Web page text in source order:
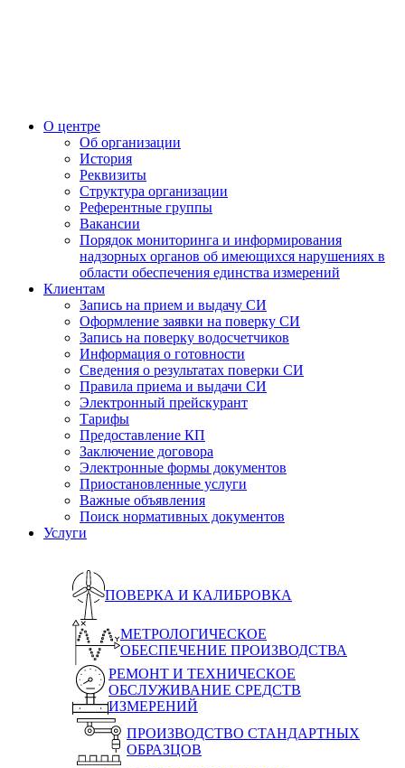
О центре
Об организации
История
Реквизиты
Структура организации
Референтные группы
Вакансии
Порядок мониторинга и информирования
надзорных органов об имеющихся нарушениях в
области обеспечения единства измерений
Клиентам
Запись на прием и выдачу СИ
Оформление заявки на поверку СИ
Запись на поверку водосчетчиков
Информация о готовности
Сведения о результатах поверки СИ
Правила приема и выдачи СИ
Электронный прейскурант
Тарифы
Предоставление КП
Заключение договора
Электронные формы документов
Приостановленные услуги
Важные объявления
Поиск нормативных документов
Услуги
ПОВЕРКА И КАЛИБРОВКА
МЕТРОЛОГИЧЕСКОЕ
ОБЕСПЕЧЕНИЕ ПРОИЗВОДСТВА
РЕМОНТ И ТЕХНИЧЕСКОЕ
ОБСЛУЖИВАНИЕ СРЕДСТВ
ИЗМЕРЕНИЙ
ПРОИЗВОДСТВО СТАНДАРТНЫХ
ОБРАЗЦОВ